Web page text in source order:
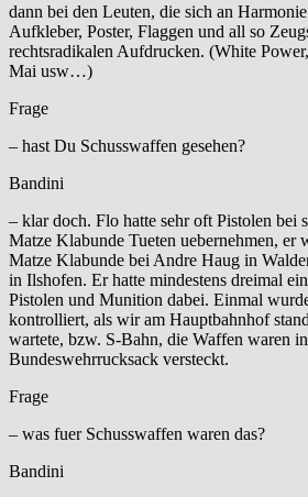
dann bei den Leuten, die sich an
Aufkleber, Poster, Flaggen und all so
rechtsradikalen Aufdrucken. (White
Mai usw…)
Frage
– hast Du Schusswaffen gesehen?
Bandini
– klar doch. Flo hatte sehr oft Pistolen bei
Matze Klabunde Tueten uebernehmen, er
Matze Klabunde bei Andre Haug in
in Ilshofen. Er hatte mindestens dreimal
Pistolen und Munition dabei. Einmal
kontrolliert, als wir am Hauptbahnhof
wartete, bzw. S-Bahn, die Waffen waren
Bundeswehrrucksack versteckt.
Frage
– was fuer Schusswaffen waren das?
Bandini